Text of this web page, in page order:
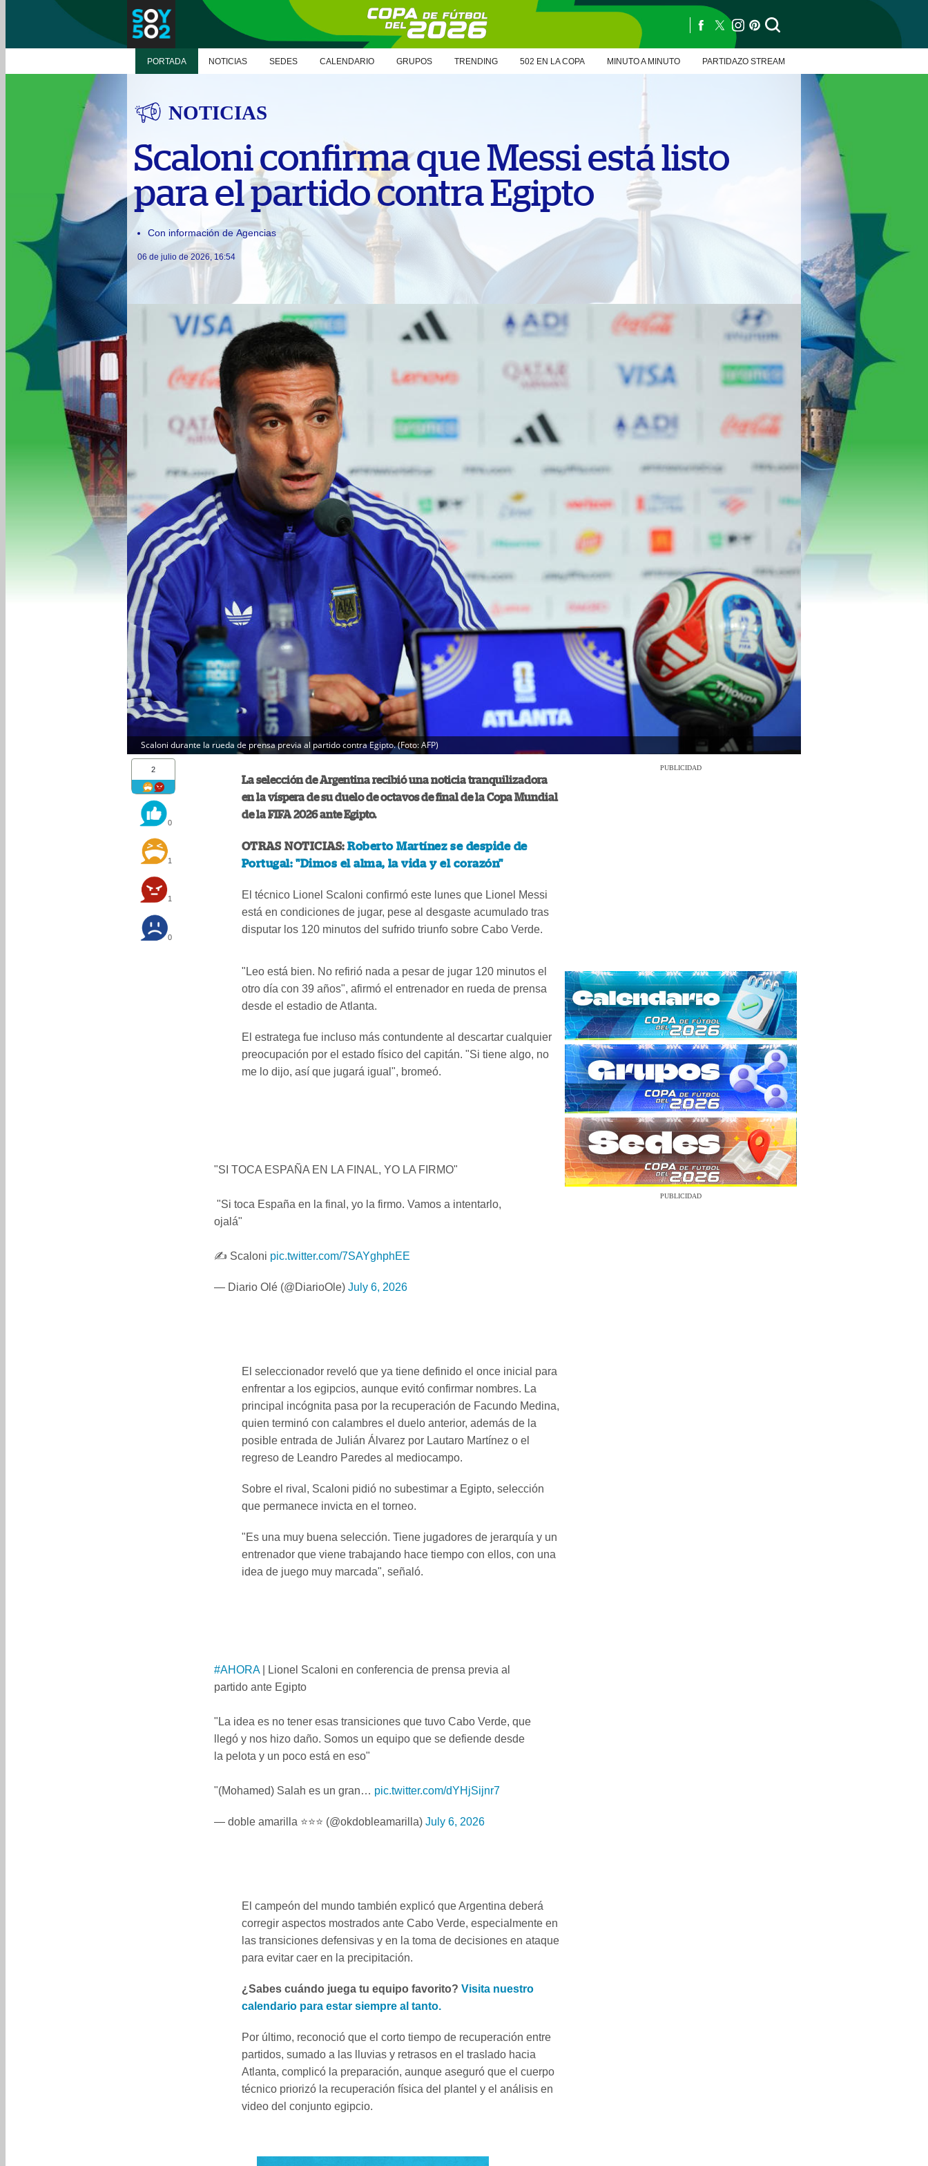
PORTADA NOTICIAS SEDES CALENDARIO GRUPOS TRENDING 502 EN LA COPA MINUTO A MINUTO PARTIDAZO STREAM
NOTICIAS
Scaloni confirma que Messi está listo
para el partido contra Egipto
Con información de Agencias
06 de julio de 2026, 16:54
Scaloni durante la rueda de prensa previa al partido contra Egipto. (Foto: AFP)
2
0
1
1
0
La selección de Argentina recibió una noticia tranquilizadora
en la víspera de su duelo de octavos de final de la Copa Mundial
de la FIFA 2026 ante Egipto.
OTRAS NOTICIAS:Roberto Martínez se despide de
Portugal: "Dimos el alma, la vida y el corazón"
El técnico Lionel Scaloni confirmó este lunes que Lionel Messi
está en condiciones de jugar, pese al desgaste acumulado tras
disputar los 120 minutos del sufrido triunfo sobre Cabo Verde.
"Leo está bien. No refirió nada a pesar de jugar 120 minutos el
otro día con 39 años", afirmó el entrenador en rueda de prensa
desde el estadio de Atlanta.
El estratega fue incluso más contundente al descartar cualquier
preocupación por el estado físico del capitán. "Si tiene algo, no
me lo dijo, así que jugará igual", bromeó.
"SI TOCA ESPAÑA EN LA FINAL, YO LA FIRMO"
️ "Si toca España en la final, yo la firmo. Vamos a intentarlo,
ojalá"
✍️ Scaloni pic.twitter.com/7SAYghphEE
— Diario Olé (@DiarioOle) July 6, 2026
El seleccionador reveló que ya tiene definido el once inicial para
enfrentar a los egipcios, aunque evitó confirmar nombres. La
principal incógnita pasa por la recuperación de Facundo Medina,
quien terminó con calambres el duelo anterior, además de la
posible entrada de Julián Álvarez por Lautaro Martínez o el
regreso de Leandro Paredes al mediocampo.
Sobre el rival, Scaloni pidió no subestimar a Egipto, selección
que permanece invicta en el torneo.
"Es una muy buena selección. Tiene jugadores de jerarquía y un
entrenador que viene trabajando hace tiempo con ellos, con una
idea de juego muy marcada", señaló.
#AHORA| Lionel Scaloni en conferencia de prensa previa al
partido ante Egipto
️"La idea es no tener esas transiciones que tuvo Cabo Verde, que
llegó y nos hizo daño. Somos un equipo que se defiende desde
la pelota y un poco está en eso"
️"(Mohamed) Salah es un gran… pic.twitter.com/dYHjSijnr7
— doble amarilla ⭐️⭐️⭐️ (@okdobleamarilla) July 6, 2026
El campeón del mundo también explicó que Argentina deberá
corregir aspectos mostrados ante Cabo Verde, especialmente en
las transiciones defensivas y en la toma de decisiones en ataque
para evitar caer en la precipitación.
¿Sabes cuándo juega tu equipo favorito? Visita nuestro
calendario para estar siempre al tanto.
Por último, reconoció que el corto tiempo de recuperación entre
partidos, sumado a las lluvias y retrasos en el traslado hacia
Atlanta, complicó la preparación, aunque aseguró que el cuerpo
técnico priorizó la recuperación física del plantel y el análisis en
video del conjunto egipcio.
PUBLICIDAD
PUBLICIDAD